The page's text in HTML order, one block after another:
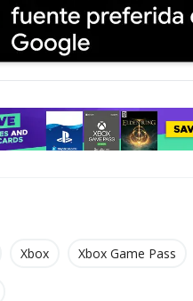
Xbox Xbox Game Pass